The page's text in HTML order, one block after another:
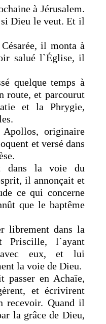
à Jérusalem.
Dieu le veut. Et il
il monta à
salué l`Église, il
quelque temps à
route, et parcourut
et la Phrygie,
originaire
et versé dans
dans la voie du
il annonçait et
ce qui concerne
que le baptême
librement dans la
Priscille, l`ayant
eux, et lui
la voie de Dieu.
passer en Achaïe,
et écrivirent
recevoir. Quand il
la grâce de Dieu,